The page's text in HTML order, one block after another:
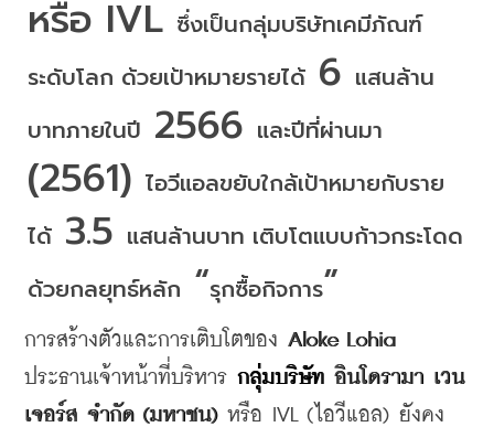
หรือ IVL ซึ่งเป็นกลุ่มบริษัทเคมีภัณฑ์
ระดับโลก ด้วยเป้าหมายรายได้ 6 แสนล้าน
บาทภายในปี 2566 และปีที่ผ่านมา
(2561) ไอวีแอลขยับใกล้เป้าหมายกับราย
ได้ 3.5 แสนล้านบาท เติบโตแบบก้าวกระโดด
ด้วยกลยุทธ์หลัก “รุกซื้อกิจการ”
การสร้างตัวและการเติบโตของ
ประธานเจ้าหน้าที่บริหาร กลุ่มบริษัท อินโดรามา เวน
เจอร์ส จำกัด (มหาชน) หรือ IVL (ไอวีแอล) ยังคง